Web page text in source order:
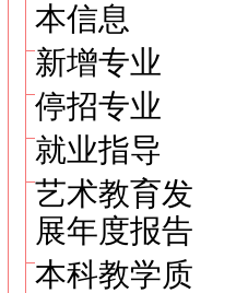
本信息
新增专业
停招专业
就业指导
艺术教育发
展年度报告
本科教学质